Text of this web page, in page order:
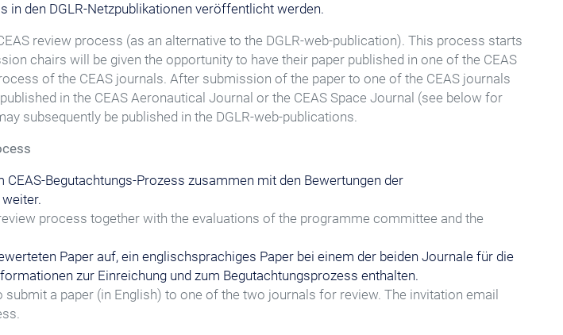
den DGLR-Netzpublikationen veröffentlicht werden.
review process (as an alternative to the DGLR-web-publication). This process starts
chairs will be given the opportunity to have their paper published in one of the CEAS
of the CEAS journals. After submission of the paper to one of the CEAS journals
in the CEAS Aeronautical Journal or the CEAS Space Journal (see below for
subsequently be published in the DGLR-web-publications.
Begutachtungs-Prozess zusammen mit den Bewertungen der
process together with the evaluations of the programme committee and the
Paper auf, ein englischsprachiges Paper bei einem der beiden Journale für die
zur Einreichung und zum Begutachtungsprozess enthalten.
a paper (in English) to one of the two journals for review. The invitation email